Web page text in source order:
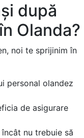
după
Olanda?
noi te sprijinim în
personal olandez
de asigurare
nu trebuie să